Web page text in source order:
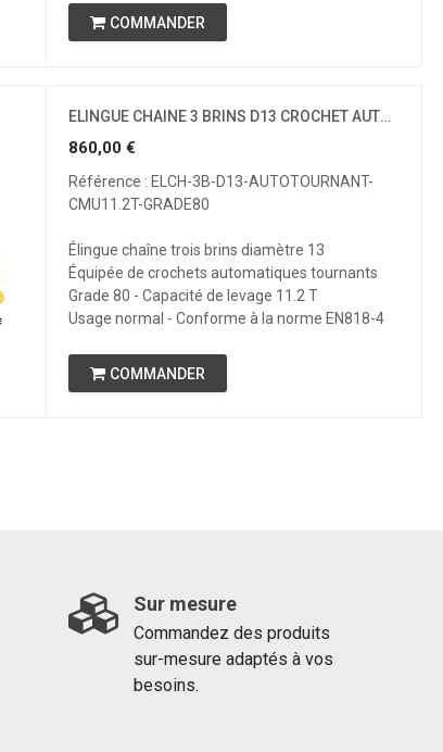
COMMANDER
ELINGUE CHAINE 3 BRINS D13 CROCHET AUTOMATIQUE TOURNANT CMU 11.2 T GRADE 80
860,00€
Référence : ELCH-3B-D13-AUTOTOURNANT-
CMU11.2T-GRADE80
Élingue chaîne trois brins diamètre 13
Équipée de crochets automatiques tournants
Grade 80 - Capacité de levage 11.2 T
Usage normal - Conforme à la norme EN818-4
COMMANDER
Sur mesure
Commandez des produits
sur-mesure adaptés à vos
besoins.